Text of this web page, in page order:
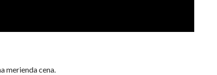
merienda cena.